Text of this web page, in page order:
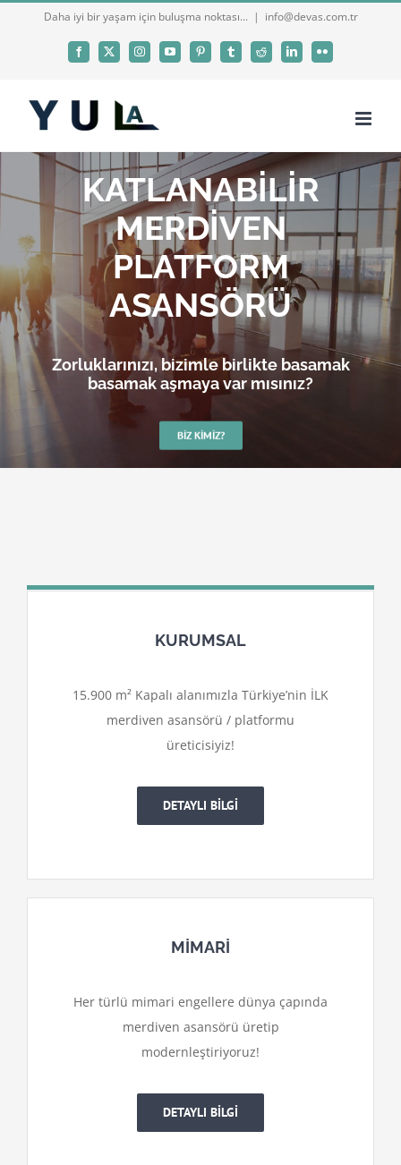
Daha iyi bir yaşam için buluşma noktası... | info@devas.com.tr
Facebook
X InstagramYouTubePinterestTumblrReddit LinkedInFlickr
KATLANABİLİR
MERDİVEN
PLATFORM
ASANSÖRÜ
Zorluklarınızı, bizimle birlikte basamak
basamak aşmaya var mısınız?
BIZ KIMIZ?
KURUMSAL
15.900 m² Kapalı alanımızla Türkiye’nin İLK
merdiven asansörü / platformu
üreticisiyiz!
DETAYLI BİLGİ
MİMARİ
Her türlü mimari engellere dünya çapında
merdiven asansörü üretip
modernleştiriyoruz!
DETAYLI BİLGİ